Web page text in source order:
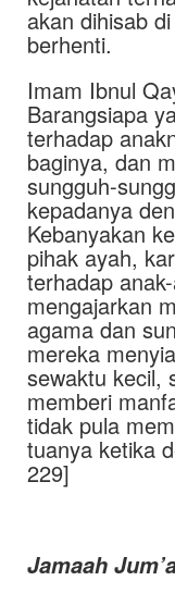
akan dihisab
berhenti.
Imam Ibnul
Barangsiapa
terhadap
baginya, dan
sungguh-
kepadanya
Kebanyakan
pihak ayah,
terhadap
mengajarkan
agama dan
mereka
sewaktu kecil,
memberi
tidak pula
tuanya ketika
229]
Jamaah